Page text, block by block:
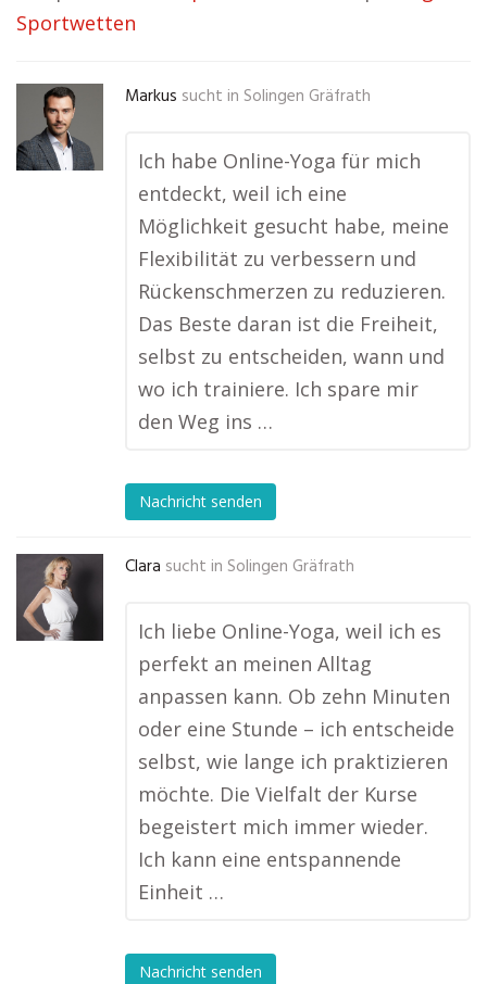
Sportwetten
Markus sucht in Solingen Gräfrath
Ich habe Online-Yoga für mich
entdeckt, weil ich eine
Möglichkeit gesucht habe, meine
Flexibilität zu verbessern und
Rückenschmerzen zu reduzieren.
Das Beste daran ist die Freiheit,
selbst zu entscheiden, wann und
wo ich trainiere. Ich spare mir
den Weg ins …
Nachricht senden
Clara sucht in Solingen Gräfrath
Ich liebe Online-Yoga, weil ich es
perfekt an meinen Alltag
anpassen kann. Ob zehn Minuten
oder eine Stunde – ich entscheide
selbst, wie lange ich praktizieren
möchte. Die Vielfalt der Kurse
begeistert mich immer wieder.
Ich kann eine entspannende
Einheit …
Nachricht senden